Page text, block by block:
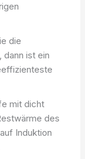
die
dann ist ein
mit dicht
des
Induktion